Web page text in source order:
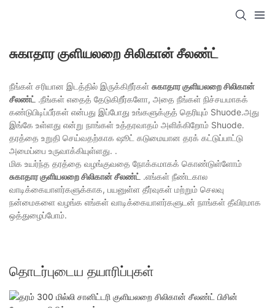
சுகாதார குளியலறை சிலிகான் சீலண்ட்
நீங்கள் சரியான இடத்தில் இருக்கிறீர்கள் சுகாதார குளியலறை சிலிகான்
சீலண்ட் .நீங்கள் எதைத் தேடுகிறீர்களோ, அதை நீங்கள் நிச்சயமாகக்
கண்டுபிடிப்பீர்கள் என்பது இப்போது உங்களுக்குத் தெரியும் Shuode.அது
இங்கே உள்ளது என்று நாங்கள் உத்தரவாதம் அளிக்கிறோம் Shuode.
தரத்தை உறுதி செய்வதற்காக ஷூட் கடுமையான தரக் கட்டுப்பாட்டு
அமைப்பை உருவாக்கியுள்ளது. .
மிக உயர்ந்த தரத்தை வழங்குவதை நோக்கமாகக் கொண்டுள்ளோம்
சுகாதார குளியலறை சிலிகான் சீலண்ட் .எங்கள் நீண்டகால
வாடிக்கையாளர்களுக்காக, பயனுள்ள தீர்வுகள் மற்றும் செலவு
நன்மைகளை வழங்க எங்கள் வாடிக்கையாளர்களுடன் நாங்கள் தீவிரமாக
ஒத்துழைப்போம்.
தொடர்புடைய தயாரிப்புகள்